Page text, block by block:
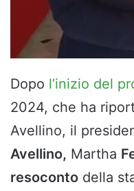
Dopo l’inizio del
2024, che ha
Avellino, il
Avellino, Martha
resoconto della